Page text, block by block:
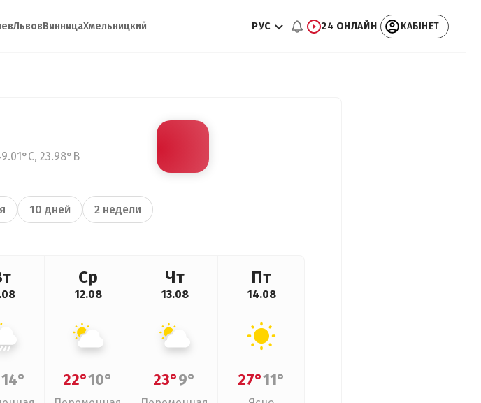
ЛьвовВинницаХмельницкий РУС 24 ОНЛАЙН КАБІНЕТ
23.98°В
10 дней 2 недели
14°
Ср
12.08
22°10°
Чт
13.08
23°9°
Пт
14.08
27°11°